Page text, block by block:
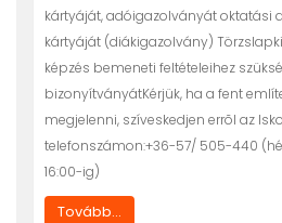
kártyáját, adóigazolványát oktatási
kártyáját (diákigazolvány)
képzés bemeneti feltételeihez
bizonyítványátKérjük, ha a fent
megjelenni, szíveskedjen errõl az
telefonszámon:+36-57/ 505-440
16:00-ig)
Tovább...